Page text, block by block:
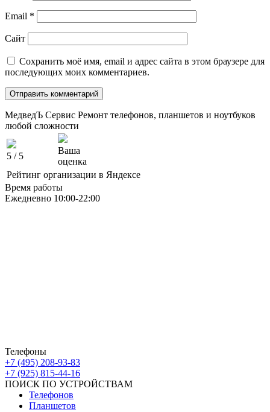
Email *
Сайт
Сохранить моё имя, email и адрес сайта в этом браузере для
последующих моих комментариев.
МедведЪ Сервис Ремонт телефонов, планшетов и ноутбуков
любой сложности
5 / 5
Ваша
оценка
Рейтинг организации в Яндексе
Время работы
Ежедневно 10:00-22:00
Телефоны
+7 (495) 208-93-83
+7 (925) 815-44-16
ПОИСК ПО УСТРОЙСТВАМ
Телефонов
Планшетов